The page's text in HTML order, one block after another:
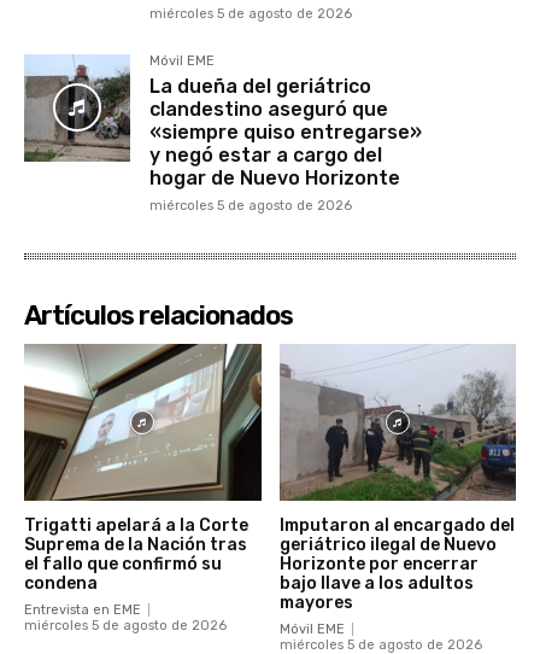
miércoles 5 de agosto de 2026
Móvil EME
La dueña del geriátrico
clandestino aseguró que
«siempre quiso entregarse»
y negó estar a cargo del
hogar de Nuevo Horizonte
miércoles 5 de agosto de 2026
Artículos relacionados
Trigatti apelará a la Corte
Suprema de la Nación tras
el fallo que confirmó su
condena
Entrevista en EME
miércoles 5 de agosto de 2026
Imputaron al encargado del
geriátrico ilegal de Nuevo
Horizonte por encerrar
bajo llave a los adultos
mayores
Móvil EME
miércoles 5 de agosto de 2026